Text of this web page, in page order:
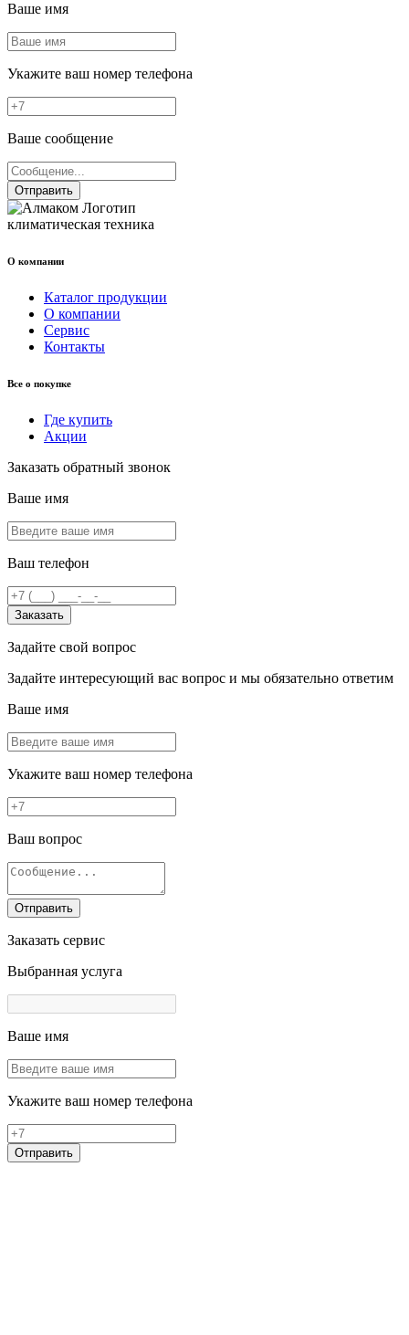
Ваше имя
Укажите ваш номер телефона
Ваше сообщение
Отправить
климатическая техника
О компании
Каталог продукции
О компании
Сервис
Контакты
Все о покупке
Где купить
Акции
Заказать обратный звонок
Ваше имя
Ваш телефон
Заказать
Задайте свой вопрос
Задайте интересующий вас вопрос и мы обязательно ответим
Ваше имя
Укажите ваш номер телефона
Ваш вопрос
Отправить
Заказать сервис
Выбранная услуга
Ваше имя
Укажите ваш номер телефона
Отправить